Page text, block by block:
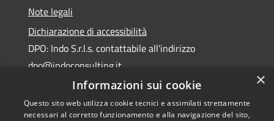
Note legali
Dichiarazione di accessibilità
DPO: Indo S.r.l.s. contattabile all’indirizzo
dpo@indoconsulting.it
×
Informazioni sui cookie
Questo sito web utilizza cookie tecnici e assimilati strettamente
necessari al corretto funzionamento e alla navigazione del sito,